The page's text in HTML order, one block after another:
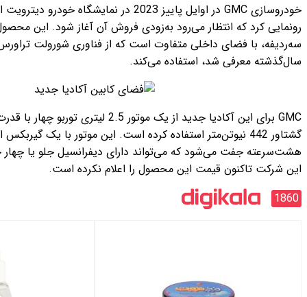
خودروسازی GMC در اوایل پاییز 2023 در نمایشگاه خودرو دیترویت از کراس‌اوور آکادیا
رونمایی کرد که انتظار می‌رود به‌زودی فروش آن آغاز شود. این محصول یک خودرو SUV
است که از فناوری شورولت تراورس فعلی که در ژانویه
می‌کند.
GMC برای این آکادیا جدید از یک موتور 2.5 لیتری توربو چهار با قدرت 333 اسب‌بخار و حداکثر
استفاده کرده است. این موتور با یک گیربکس اتوماتیک هیدرومکانیکی
می‌تواند دارای دیفرانسیل جلو یا چهار چرخ متحرک نیز باشد.
محصول را اعلام نکرده است.